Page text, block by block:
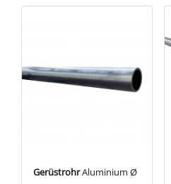
GerüstrohrAluminium Ø